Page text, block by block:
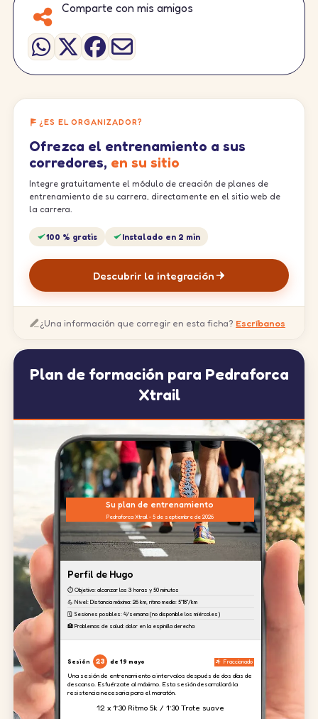
Comparte con mis amigos
¿ES EL ORGANIZADOR?
Ofrezca el entrenamiento a sus
corredores, en su sitio
Integre gratuitamente el módulo de creación de planes de
entrenamiento de su carrera, directamente en el sitio web de
la carrera.
100 % gratis Instalado en 2 min
Descubrir la integración
¿Una información que corregir en esta ficha? Escríbanos
Plan de formación para Pedraforca
Xtrail
Su plan de entrenamiento
Pedraforca Xtrail - 5 de septiembre de 2026
Perfil de Hugo
⏱️ Objetivo: alcanzar las 3 horas y 50 minutos
💪 Nivel: Distancia máxima: 26 km, ritmo medio: 5'18''/km
🗓️ Sesiones posibles: 4/semana (no disponible los miércoles)
🏥 Problemas de salud: dolor en la espinilla derecha
Sesión 23 de 19 mayo Fraccionado
Una sesión de entrenamiento a intervalos después de dos días de
descanso. Esfuérzate al máximo. Esta sesión desarrollará la
resistencia necesaria para el maratón.
12 x 1’30 Ritmo 5k / 1’30 Trote suave